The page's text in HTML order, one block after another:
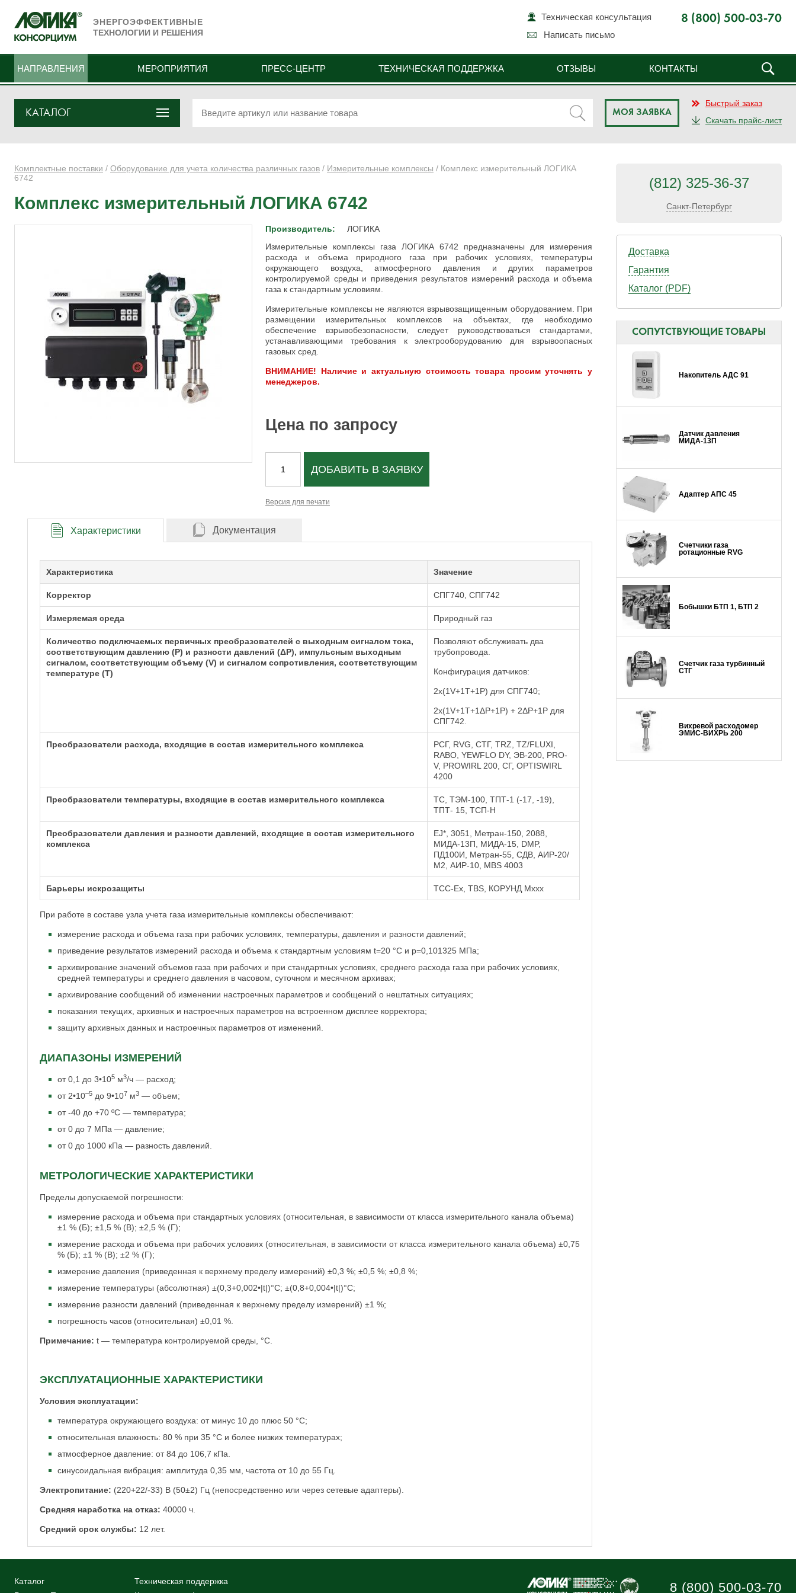
ЭНЕРГОЭФФЕКТИВНЫЕ
ТЕХНОЛОГИИ И РЕШЕНИЯ
8 (800) 500-03-70
Техническая консультация
Написать письмо
НАПРАВЛЕНИЯ МЕРОПРИЯТИЯ ПРЕСС-ЦЕНТР ТЕХНИЧЕСКАЯ ПОДДЕРЖКА ОТЗЫВЫ КОНТАКТЫ
КАТАЛОГ МОЯ ЗАЯВКА
Быстрый заказ
Скачать прайс-лист
Комплектные поставки / Оборудование для учета количества различных газов / Измерительные комплексы / Комплекс измерительный ЛОГИКА
6742
Комплекс измерительный ЛОГИКА 6742
Производитель:
ЛОГИКА
Измерительные комплексы газа ЛОГИКА 6742 предназначены для измерения
расхода и объема природного газа при рабочих условиях, температуры
окружающего воздуха, атмосферного давления и других параметров
контролируемой среды и приведения результатов измерений расхода и объема
газа к стандартным условиям.
Измерительные комплексы не являются взрывозащищенным оборудованием. При
размещении измерительных комплексов на объектах, где необходимо
обеспечение взрывобезопасности, следует руководствоваться стандартами,
устанавливающими требования к электрооборудованию для взрывоопасных
газовых сред.
ВНИМАНИЕ! Наличие и актуальную стоимость товара просим уточнять у
менеджеров.
Цена по запросу
ДОБАВИТЬ В ЗАЯВКУ
Версия для печати
Характеристики Документация
Характеристика Значение
Корректор СПГ740, СПГ742
Измеряемая среда Природный газ
Количество подключаемых первичных преобразователей с выходным сигналом тока,
соответствующим давлению (Р) и разности давлений (ΔР), импульсным выходным
сигналом, соответствующим объему (V) и сигналом сопротивления, соответствующим
температуре (Т)
Позволяют обслуживать два
трубопровода.
Конфигурация датчиков:
2х(1V+1Т+1Р) для СПГ740;
2х(1V+1Т+1ΔР+1Р) + 2ΔР+1Р для
СПГ742.
Преобразователи расхода, входящие в состав измерительного комплекса
РСГ, RVG, СТГ, TRZ, TZ/FLUXI,
RABO, YEWFLO DY, ЭВ-200, PRO-
V, PROWIRL 200, СГ, OPTISWIRL
4200
Преобразователи температуры, входящие в состав измерительного комплекса
ТС, ТЭМ-100, ТПТ-1 (-17, -19),
ТПТ- 15, ТСП-Н
Преобразователи давления и разности давлений, входящие в состав измерительного
комплекса
EJ*, 3051, Метран-150, 2088,
МИДА-13П, МИДА-15, DMP,
ПД100И, Метран-55, СДВ, АИР-20/
М2, АИР-10, MBS 4003
Барьеры искрозащиты ТСС-Ex, TBS, КОРУНД Мххх
При работе в составе узла учета газа измерительные комплексы обеспечивают:
измерение расхода и объема газа при рабочих условиях, температуры, давления и разности давлений;
приведение результатов измерений расхода и объема к стандартным условиям t=20 °C и p=0,101325 МПа;
архивирование значений объемов газа при рабочих и при стандартных условиях, среднего расхода газа при рабочих условиях,
средней температуры и среднего давления в часовом, суточном и месячном архивах;
архивирование сообщений об изменении настроечных параметров и сообщений o нештатных ситуациях;
показания текущих, архивных и настроечных параметров на встроенном дисплее корректора;
защиту архивных данных и настроечных параметров от изменений.
ДИАПАЗОНЫ ИЗМЕРЕНИЙ
от 0,1 до 3•105 м3/ч — расход;
от 2•10–5 до 9•107 м3 — объем;
от -40 до +70 ºС — температура;
от 0 до 7 МПа — давление;
от 0 до 1000 кПа — разность давлений.
МЕТРОЛОГИЧЕСКИЕ ХАРАКТЕРИСТИКИ
Пределы допускаемой погрешности:
измерение расхода и объема при стандартных условиях (относительная, в зависимости от класса измерительного канала объема)
±1 % (Б); ±1,5 % (В); ±2,5 % (Г);
измерение расхода и объема при рабочих условиях (относительная, в зависимости от класса измерительного канала объема) ±0,75
% (Б); ±1 % (В); ±2 % (Г);
измерение давления (приведенная к верхнему пределу измерений) ±0,3 %; ±0,5 %; ±0,8 %;
измерение температуры (абсолютная) ±(0,3+0,002•|t|)°С; ±(0,8+0,004•|t|)°С;
измерение разности давлений (приведенная к верхнему пределу измерений) ±1 %;
погрешность часов (относительная) ±0,01 %.
Примечание: t — температура контролируемой среды, °С.
ЭКСПЛУАТАЦИОННЫЕ ХАРАКТЕРИСТИКИ
Условия эксплуатации:
температура окружающего воздуха: от минус 10 до плюс 50 °C;
относительная влажность: 80 % при 35 °С и более низких температурах;
атмосферное давление: от 84 до 106,7 кПа.
синусоидальная вибрация: амплитуда 0,35 мм, частота от 10 до 55 Гц.
Электропитание: (220+22/-33) В (50±2) Гц (непосредственно или через сетевые адаптеры).
Средняя наработка на отказ: 40000 ч.
Средний срок службы: 12 лет.
(812) 325-36-37
Санкт-Петербург
Доставка
Гарантия
Каталог (PDF)
СОПУТСТВУЮЩИЕ ТОВАРЫ
Накопитель АДС 91
Датчик давления
МИДА-13П
Адаптер АПС 45
Счетчики газа
ротационные RVG
Бобышки БТП 1, БТП 2
Счетчик газа турбинный
СТГ
Вихревой расходомер
ЭМИС-ВИХРЬ 200
Каталог
Техническая поддержка
8 (800) 500-03-70